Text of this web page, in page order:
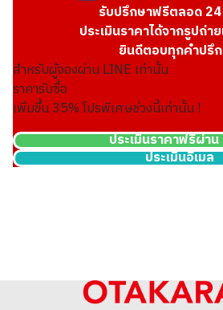
รับปรึกษาฟรีตลอด 24
ประเมินราคาได้จากรูปถ่า
ยินดีตอบทุกคำปรึ
สำหรับผู้จองผ่าน LINE เท่านั้น
ราคารับซื้อ
เพิ่มขึ้น35% โปรพิเศษช่วงนี้เท่านั้น !
ประเมินราคาฟรีผ่าน
ประเมินอีเมล